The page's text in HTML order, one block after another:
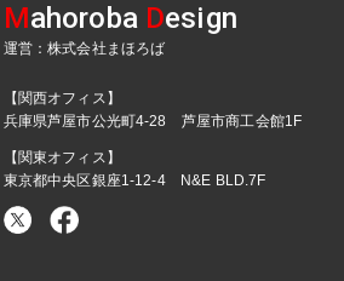
Mahoroba Design
運営：株式会社まほろば
【関西オフィス】
兵庫県芦屋市公光町4-28 芦屋市商工会館1F
【関東オフィス】
東京都中央区銀座1-12-4 N&E BLD.7F